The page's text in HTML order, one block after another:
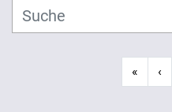
Hersteller
« ‹